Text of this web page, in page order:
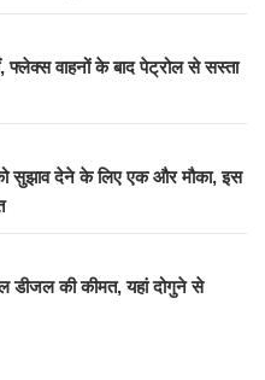
वाहनों के बाद पेट्रोल से सस्ता
सुझाव देने के लिए एक और मौका, इस
की कीमत, यहां दोगुने से